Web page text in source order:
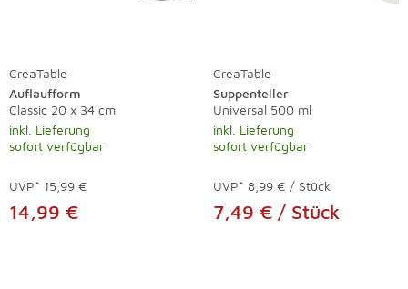
CreaTable
Auflaufform
Classic 20 x 34 cm
inkl. Lieferung
sofort verfügbar
UVP* 15,99 €
14,99 €
CreaTable
Suppenteller
Universal 500 ml
inkl. Lieferung
sofort verfügbar
UVP* 8,99 € / Stück
7,49 € / Stück